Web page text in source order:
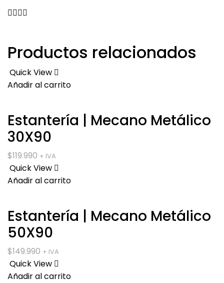
Productos relacionados
Quick View
Añadir al carrito
Estantería | Mecano Metálico
30X90
$119.990 + IVA
Quick View
Añadir al carrito
Estantería | Mecano Metálico
50X90
$149.990 + IVA
Quick View
Añadir al carrito